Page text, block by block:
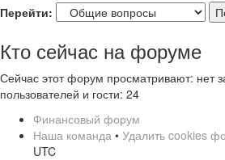
Перейти:
Кто сейчас на форуме
Сейчас этот форум просматривают: нет
пользователей и гости: 24
Финансовый форум
Наша команда • Удалить cookies
UTC